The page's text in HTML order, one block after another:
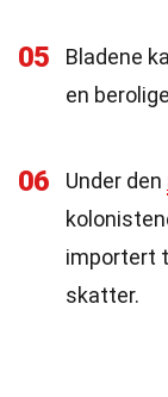
05
Bladene
en
06 Under den
importert
skatter.